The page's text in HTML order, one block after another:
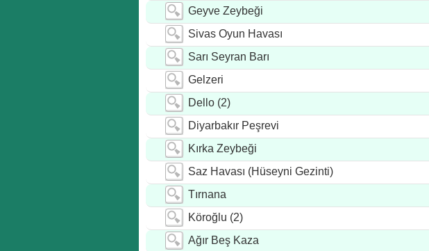
Geyve Zeybeği
Sivas Oyun Havası
Sarı Seyran Barı
Gelzeri
Dello (2)
Diyarbakır Peşrevi
Kırka Zeybeği
Saz Havası (Hüseyni Gezinti)
Tırnana
Köroğlu (2)
Ağır Beş Kaza